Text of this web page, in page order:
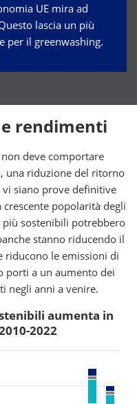
UE mira ad
lascia un più
per il greenwashing.
rendimenti
deve comportare
una riduzione del ritorno
siano prove definitive
popolarità degli
sostenibili potrebbero
stanno riducendo il
riducono le emissioni di
porti a un aumento dei
negli anni a venire.
aumenta in
2022